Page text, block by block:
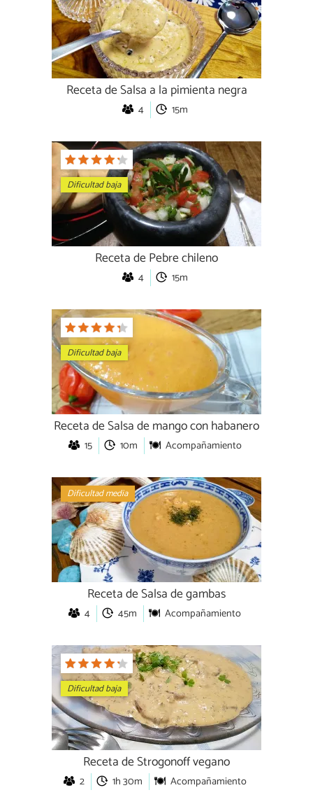
Receta de Salsa a la pimienta negra
4 15m
Dificultad baja
Receta de Pebre chileno
4 15m
Dificultad baja
Receta de Salsa de mango con habanero
15 10m Acompañamiento
Dificultad media
Receta de Salsa de gambas
4 45m Acompañamiento
Dificultad baja
Receta de Strogonoff vegano
2 1h 30m Acompañamiento